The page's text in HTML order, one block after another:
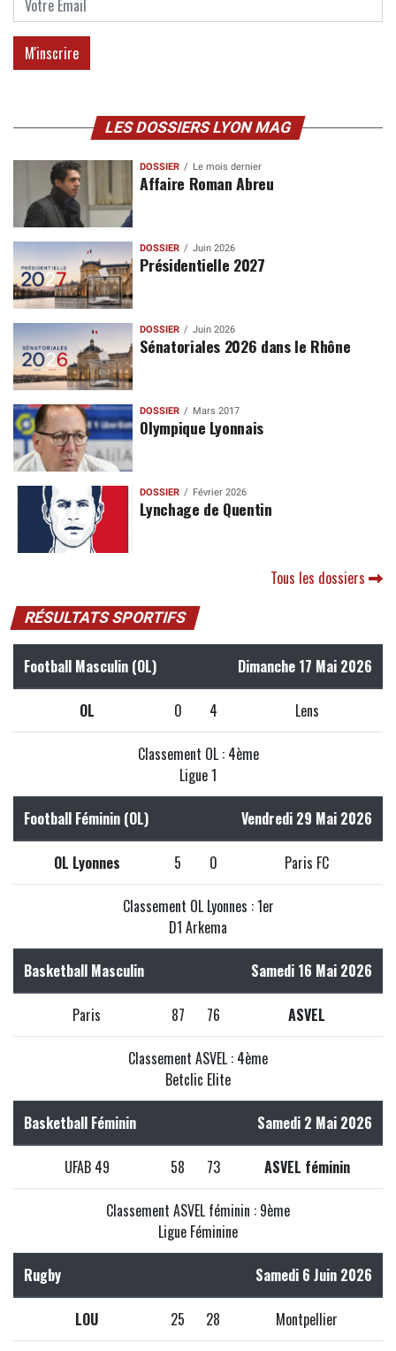
LES DOSSIERS LYON MAG
DOSSIER Le mois dernier
Affaire Roman Abreu
DOSSIER Juin 2026
Présidentielle 2027
DOSSIER Juin 2026
Sénatoriales 2026 dans le Rhône
DOSSIER Mars 2017
Olympique Lyonnais
DOSSIER Février 2026
Lynchage de Quentin
Tous les dossiers
RÉSULTATS SPORTIFS
Football Masculin (OL) Dimanche 17 Mai 2026
OL 0 4 Lens
Classement OL : 4ème
Ligue 1
Football Féminin (OL) Vendredi 29 Mai 2026
OL Lyonnes 5 0 Paris FC
Classement OL Lyonnes : 1er
D1 Arkema
Basketball Masculin Samedi 16 Mai 2026
Paris 87 76 ASVEL
Classement ASVEL : 4ème
Betclic Elite
Basketball Féminin Samedi 2 Mai 2026
UFAB 49 58 73 ASVEL féminin
Classement ASVEL féminin : 9ème
Ligue Féminine
Rugby Samedi 6 Juin 2026
LOU 25 28 Montpellier